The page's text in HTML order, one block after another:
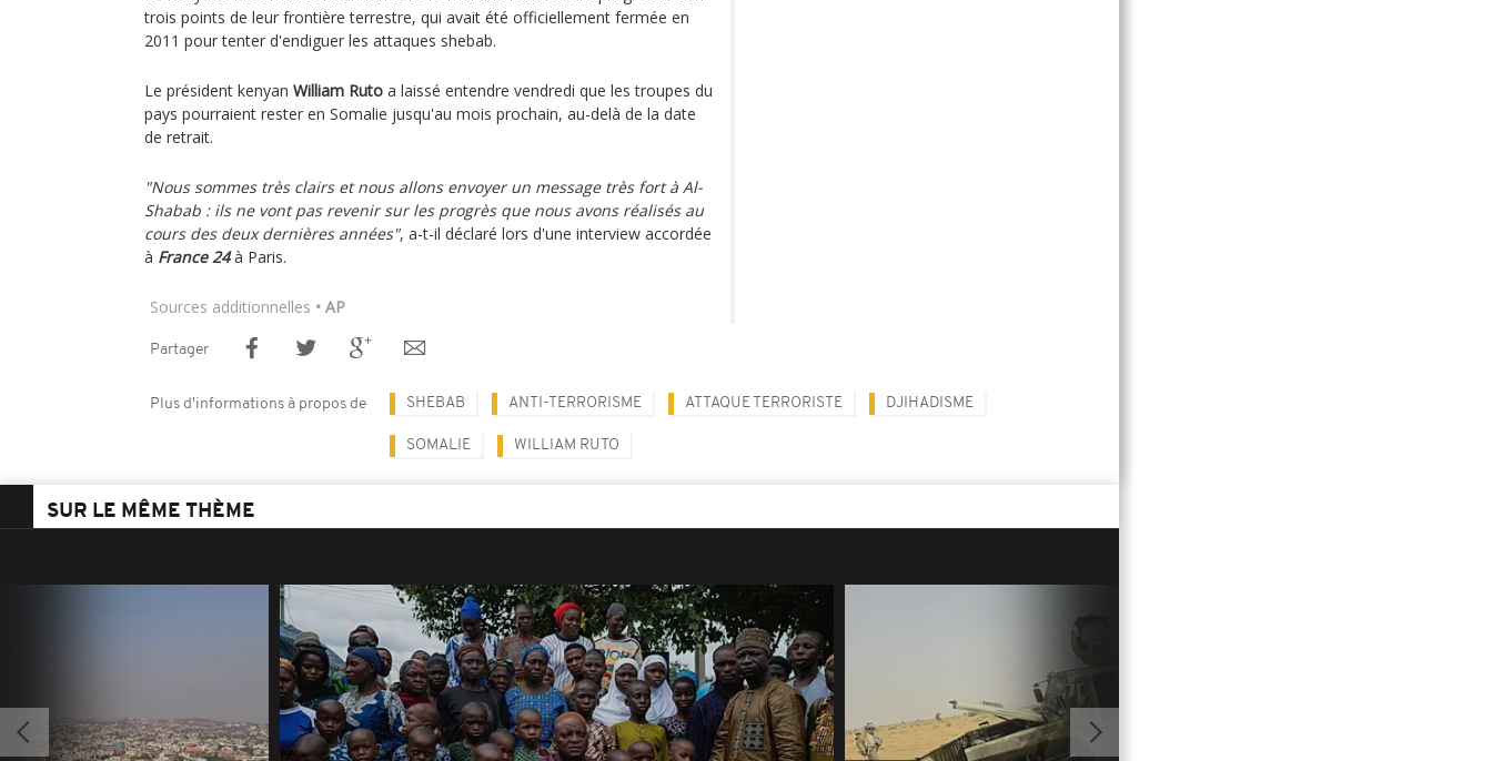
trois points de leur frontière terrestre, qui avait été officiellement fermée en
2011 pour tenter d'endiguer les attaques shebab.
Le président kenyan William Ruto a laissé entendre vendredi que les troupes du
pays pourraient rester en Somalie jusqu'au mois prochain, au-delà de la date
de retrait.
"Nous sommes très clairs et nous allons envoyer un message très fort à Al-
Shabab : ils ne vont pas revenir sur les progrès que nous avons réalisés au
cours des deux dernières années", a-t-il déclaré lors d'une interview accordée
à France 24à Paris.
Sources additionnelles • AP
Partager
Plus d'informations à propos de SHEBAB ANTI-TERRORISME ATTAQUE TERRORISTE DJIHADISME
SOMALIE WILLIAM RUTO
SUR LE MÊME THÈME